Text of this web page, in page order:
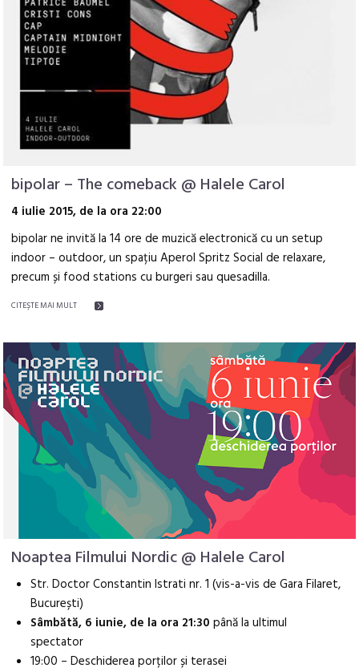
bipolar – The comeback @ Halele Carol
4 iulie 2015, de la ora 22:00
bipolar ne invită la 14 ore de muzică electronică cu un setup
indoor – outdoor, un spațiu Aperol Spritz Social de relaxare,
precum și food stations cu burgeri sau quesadilla.
CITEŞTE MAI MULT
Noaptea Filmului Nordic @ Halele Carol
Str. Doctor Constantin Istrati nr. 1 (vis-a-vis de Gara Filaret,
București)
Sâmbătă, 6 iunie, de la ora 21:30 până la ultimul
spectator
19:00 – Deschiderea porților și terasei